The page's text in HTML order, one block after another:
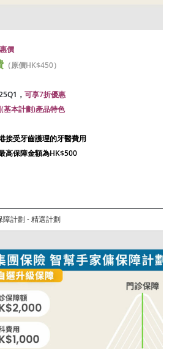
價
（原價HK$450）
， 可享7折優惠
基本計劃)產品特色
接受牙齒護理的牙醫費用
高保障金額為HK$500
計劃 - 精選計劃